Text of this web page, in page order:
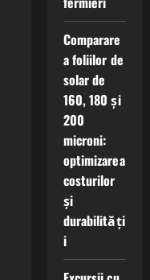
Comparare
a foliilor de
solar de
160, 180 și
200
microni:
optimizarea
costurilor
și
durabilități
i